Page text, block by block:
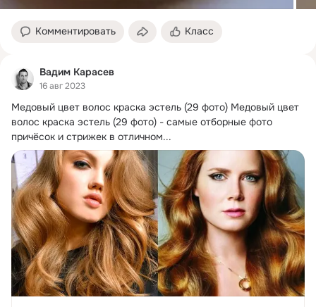
Комментировать Класс
Вадим Карасев
16 авг 2023
Медовый цвет волос краска эстель (29 фото) Медовый цвет
волос краска эстель (29 фото) - самые отборные фото
причёсок и стрижек в отличном...